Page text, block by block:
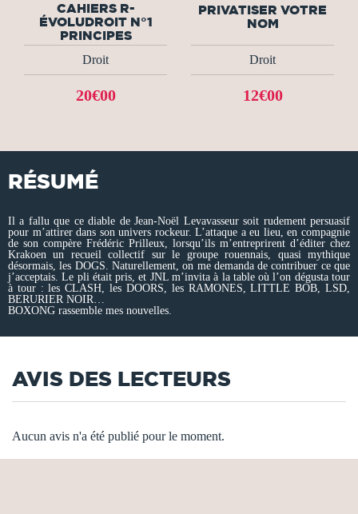
CAHIERS R-
ÉVOLUDROIT N°1
PRINCIPES
Droit
20€00
PRIVATISER VOTRE
NOM
Droit
12€00
RÉSUMÉ
Il a fallu que ce diable de Jean-Noël Levavasseur soit rudement persuasif
pour m’attirer dans son univers rockeur. L’attaque a eu lieu, en compagnie
de son compère Frédéric Prilleux, lorsqu’ils m’entreprirent d’éditer chez
Krakoen un recueil collectif sur le groupe rouennais, quasi mythique
désormais, les DOGS. Naturellement, on me demanda de contribuer ce que
j’acceptais. Le pli était pris, et JNL m’invita à la table où l’on dégusta tour
à tour : les CLASH, les DOORS, les RAMONES, LITTLE BOB, LSD,
BERURIER NOIR…
BOXONG rassemble mes nouvelles.
AVIS DES LECTEURS
Aucun avis n'a été publié pour le moment.